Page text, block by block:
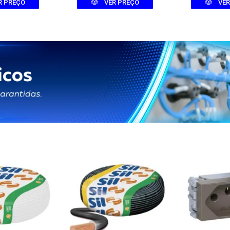
PREÇO VER PREÇO